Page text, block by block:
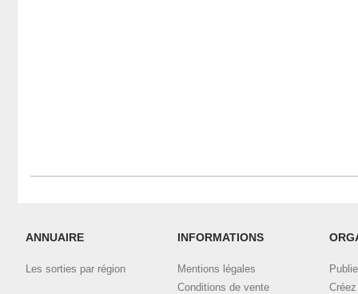
ANNUAIRE
Les sorties par région
INFORMATIONS
Mentions légales
Conditions de vente